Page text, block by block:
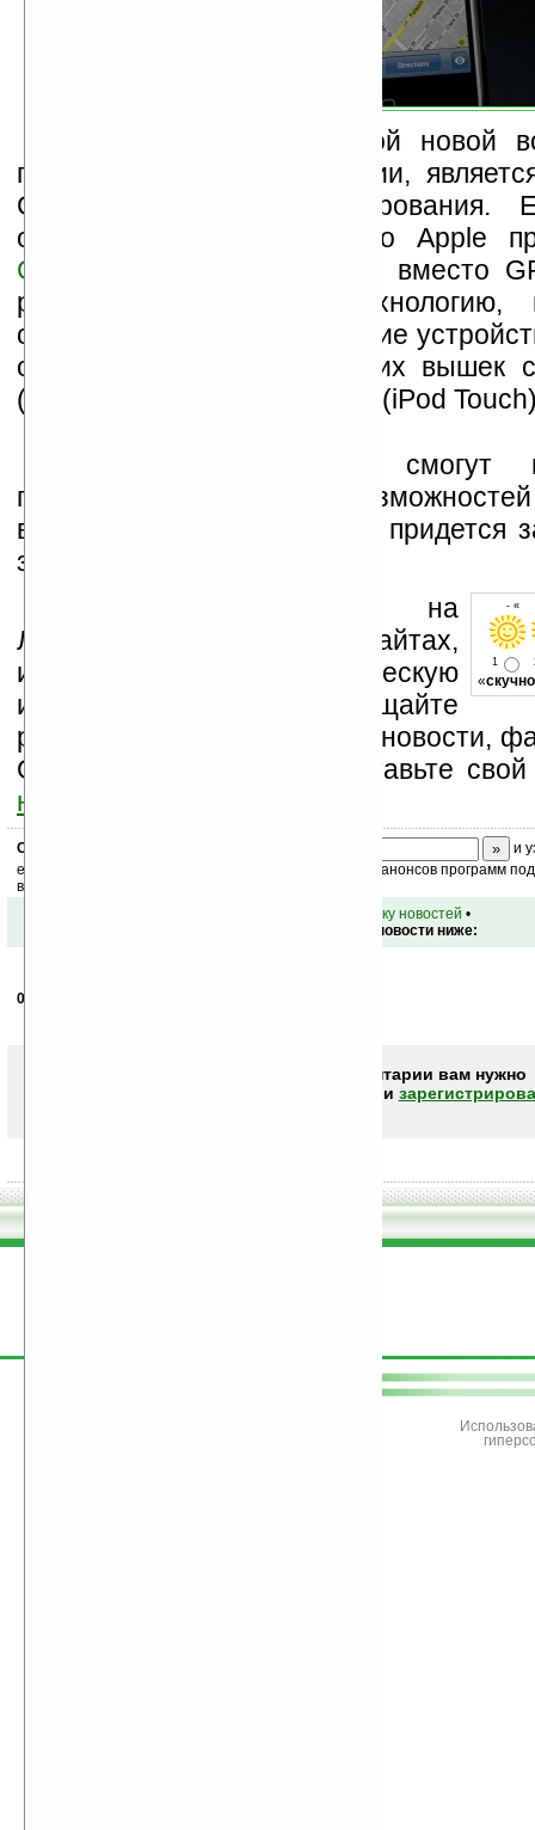
Но самой существенной новой
предложенной в обновлении,
GPS функция позиционирования.
отличием является то, что Apple
Google
вместо
решила использовать технологию,
определить местонахождение
о расстоянии до ближайших вышек
(iPhone) или WiFi-хотспотов (iPod
Пользователи iPhone смогут
преимуществами новых
вот владельцам iPod Touch придется
заплатить $20.
- «
1
«скучно
Устанавливайте линк на
Ладошки на своих сайтах,
изучайте коммерческую
информацию, посещайте
разделы сайта (форум, чат, новости,
Оцените эту новость и оставьте
ниже на странице
Скоро
и
ежедневный или еженедельный дайджест новостей, анонсов программ
ваш почтовый ящик.
вернуться к списку новостей •
Обсуждение этой новости ниже:
05.02.2008
Чтобы писать комментарии вам нужно
или